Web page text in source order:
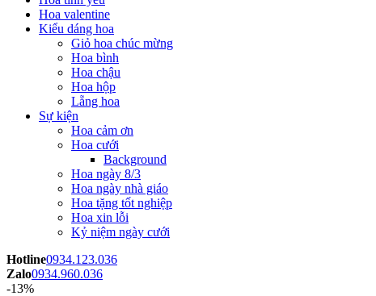
Hoa valentine
Kiểu dáng hoa
Giỏ hoa chúc mừng
Hoa bình
Hoa chậu
Hoa hộp
Lẵng hoa
Sự kiện
Hoa cảm ơn
Hoa cưới
Background
Hoa ngày 8/3
Hoa ngày nhà giáo
Hoa tặng tốt nghiệp
Hoa xin lỗi
Kỷ niệm ngày cưới
Hotline0934.123.036
Zalo0934.960.036
-13%